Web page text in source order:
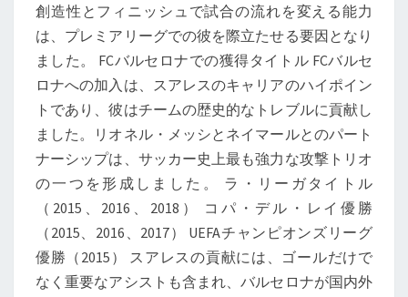
創造性とフィニッシュで試合の流れを変える能力
は、プレミアリーグでの彼を際立たせる要因となり
ました。 FCバルセロナでの獲得タイトル FCバルセ
ロナへの加入は、スアレスのキャリアのハイポイン
トであり、彼はチームの歴史的なトレブルに貢献し
ました。リオネル・メッシとネイマールとのパート
ナーシップは、サッカー史上最も強力な攻撃トリオ
の一つを形成しました。 ラ・リーガタイトル
（2015、2016、2018） コパ・デル・レイ優勝
（2015、2016、2017） UEFAチャンピオンズリーグ
優勝（2015） スアレスの貢献には、ゴールだけで
なく重要なアシストも含まれ、バルセロナが国内外